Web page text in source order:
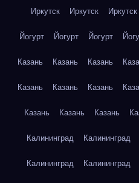
Иркутск Иркутск Иркутск
Йогурт Йогурт Йогурт
Казань Казань Казань
Казань Казань Казань
Казань Казань Казань
Калининград Калининград
Калининград Калининград